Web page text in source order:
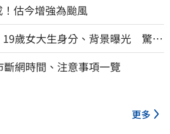
估今增強為颱風
19歲女大生身分、背景曝光 驚見
」
網時間、注意事項一覽
更多